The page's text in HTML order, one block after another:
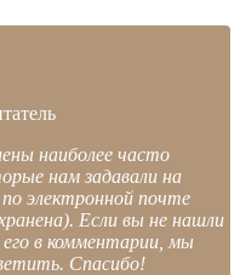
наиболее часто
нам задавали на
по электронной почте
Если вы не нашли
в комментарии, мы
Спасибо!